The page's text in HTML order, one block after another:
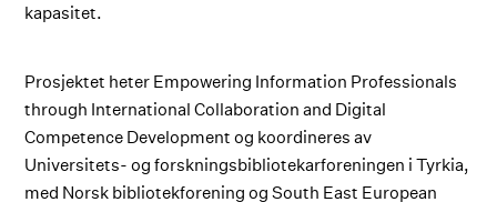
kapasitet.
Prosjektet heter Empowering Information Professionals
through International Collaboration and Digital
Competence Development og koordineres av
Universitets- og forskningsbibliotekarforeningen i Tyrkia,
med Norsk bibliotekforening og South East European